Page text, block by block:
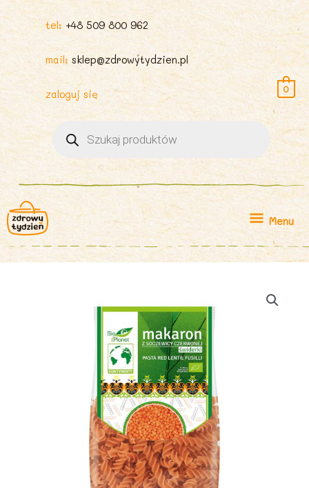
tel: +48 509 800 962
mail: sklep@zdrowytydzien.pl
zaloguj się
produktów
0
Menu
Menu